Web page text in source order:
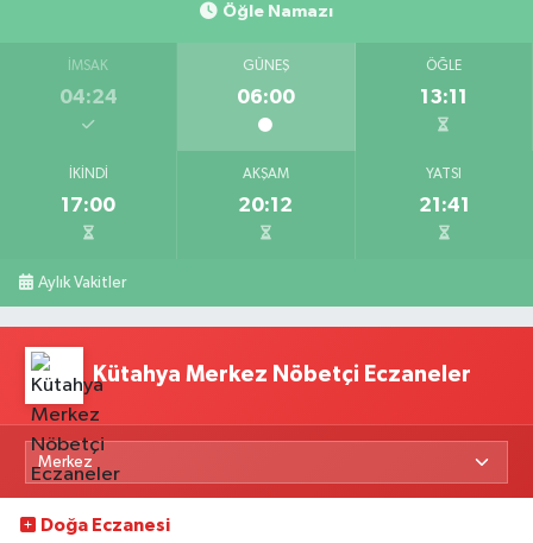
Öğle Namazı
İMSAK
04:24
GÜNEŞ
06:00
ÖĞLE
13:11
İKINDI
17:00
AKŞAM
20:12
YATSI
21:41
Aylık Vakitler
Kütahya Merkez Nöbetçi Eczaneler
Doğa Eczanesi